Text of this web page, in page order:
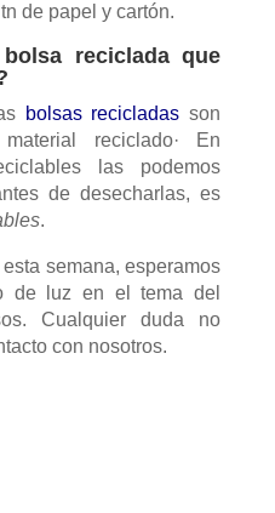
de papel y cartón.
reciclada que
bolsas recicladas son
reciclado· En
las podemos
de desecharlas, es
.
semana, esperamos
de luz en el tema del
Cualquier duda no
con nosotros.